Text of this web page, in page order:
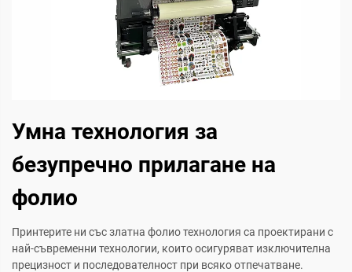
Умна технология за
безупречно прилагане на
фолио
Принтерите ни със златна фолио технология са проектирани с
най-съвременни технологии, които осигуряват изключителна
прецизност и последователност при всяко отпечатване.